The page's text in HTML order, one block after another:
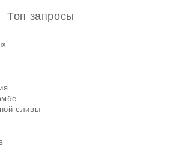
Топ запросы
сливы